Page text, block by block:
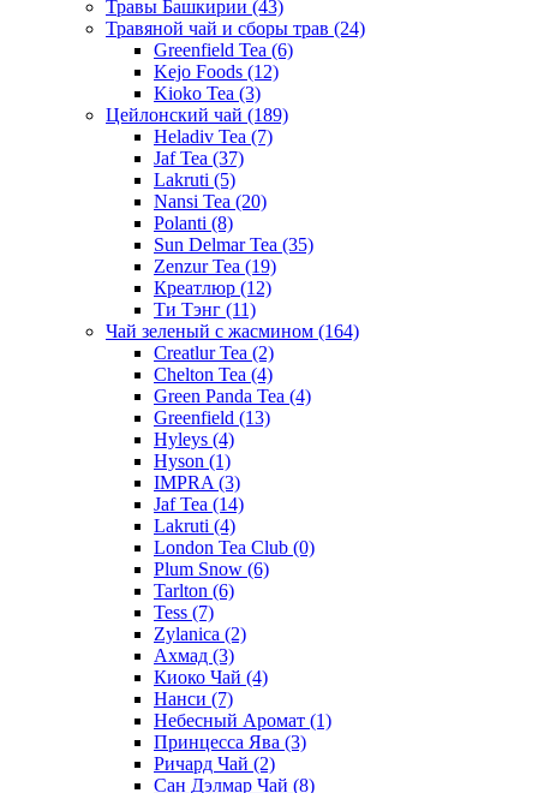
Травы Башкирии (43)
Травяной чай и сборы трав (24)
Greenfield Tea (6)
Kejo Foods (12)
Kioko Tea (3)
Цейлонский чай (189)
Heladiv Tea (7)
Jaf Tea (37)
Lakruti (5)
Nansi Tea (20)
Polanti (8)
Sun Delmar Tea (35)
Zenzur Tea (19)
Креатлюр (12)
Ти Тэнг (11)
Чай зеленый с жасмином (164)
Creatlur Tea (2)
Chelton Tea (4)
Green Panda Tea (4)
Greenfield (13)
Hyleys (4)
Hyson (1)
IMPRA (3)
Jaf Tea (14)
Lakruti (4)
London Tea Club (0)
Plum Snow (6)
Tarlton (6)
Tess (7)
Zylanica (2)
Ахмад (3)
Киоко Чай (4)
Нанси (7)
Небесный Аромат (1)
Принцесса Ява (3)
Ричард Чай (2)
Сан Дэлмар Чай (8)